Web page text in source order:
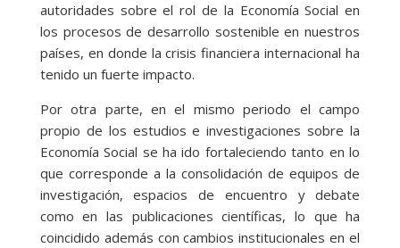
autoridades sobre el rol de la Economía Social en
los procesos de desarrollo sostenible en nuestros
países, en donde la crisis financiera internacional ha
tenido un fuerte impacto.
Por otra parte, en el mismo periodo el campo
propio de los estudios e investigaciones sobre la
Economía Social se ha ido fortaleciendo tanto en lo
que corresponde a la consolidación de equipos de
investigación, espacios de encuentro y debate
como en las publicaciones científicas, lo que ha
coincidido además con cambios institucionales en el